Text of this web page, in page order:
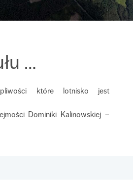
…
które lotnisko jest
Dominiki Kalinowskiej –